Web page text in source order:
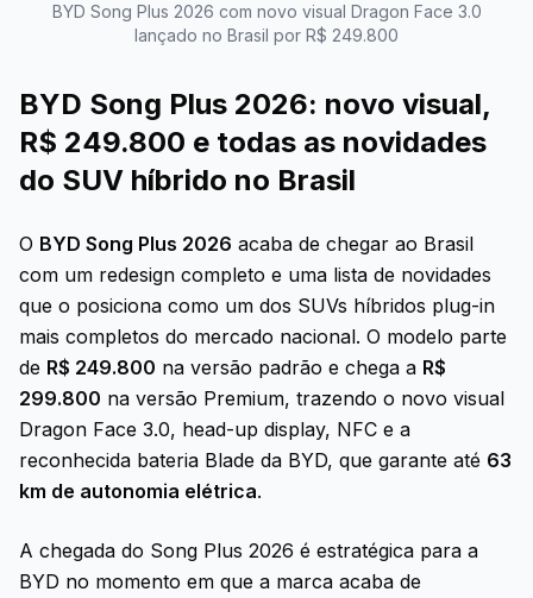
BYD Song Plus 2026 com novo visual Dragon Face 3.0
lançado no Brasil por R$ 249.800
BYD Song Plus 2026: novo visual,
R$ 249.800 e todas as novidades
do SUV híbrido no Brasil
O BYD Song Plus 2026 acaba de chegar ao Brasil
com um redesign completo e uma lista de novidades
que o posiciona como um dos SUVs híbridos plug-in
mais completos do mercado nacional. O modelo parte
de R$ 249.800 na versão padrão e chega a R$
299.800 na versão Premium, trazendo o novo visual
Dragon Face 3.0, head-up display, NFC e a
reconhecida bateria Blade da BYD, que garante até 63
km de autonomia elétrica.
A chegada do Song Plus 2026 é estratégica para a
BYD no momento em que a marca acaba de